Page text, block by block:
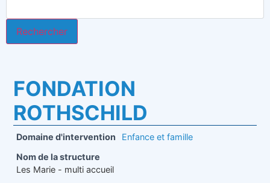
FONDATION
ROTHSCHILD
Domaine d'intervention
Enfance et famille
Nom de la structure
Les Marie - multi accueil